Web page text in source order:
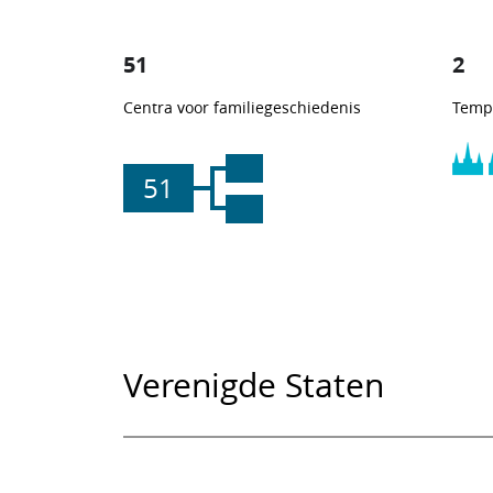
51
Centra voor familiegeschiedenis
51
2
Verenigde Staten